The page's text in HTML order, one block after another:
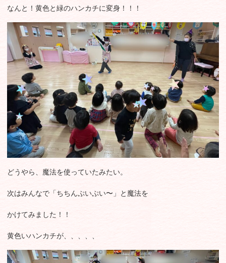
なんと！黄色と緑のハンカチに変身！！！
どうやら、魔法を使っていたみたい。
次はみんなで「ちちんぷいぷい〜」と魔法を
かけてみました！！
黄色いハンカチが、、、、、